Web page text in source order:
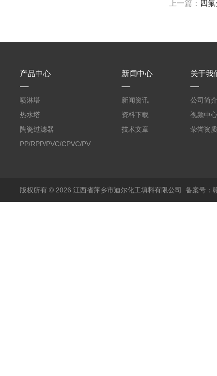
上一篇： 四
产品中心
喷淋塔
热水塔
陶瓷过滤器
PP/RPP/PVC/CPVC/PVDF
新闻中心
新闻资讯
资料下载
技术文章
关于我
公司简介
视频中心
荣誉资质
版权所有 © 2026 江西省萍乡市迪尔化工填料有限公司 备案号：